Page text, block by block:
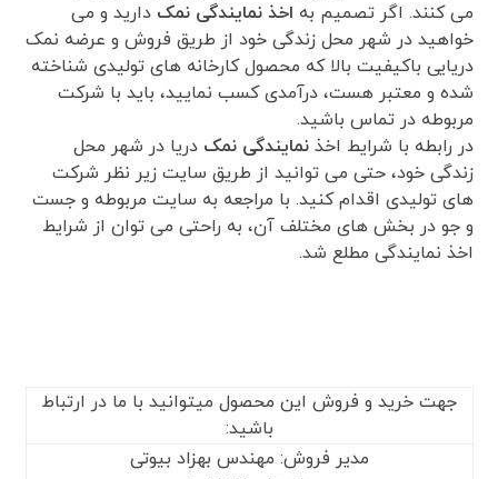
می کنند. اگر تصمیم به اخذ نمایندگی نمک دارید و می
خواهید در شهر محل زندگی خود از طریق فروش و عرضه نمک
دریایی باکیفیت بالا که محصول کارخانه های تولیدی شناخته
شده و معتبر هست، درآمدی کسب نمایید، باید با شرکت
مربوطه در تماس باشید.
در رابطه با شرایط اخذنمایندگی نمک دریا در شهر محل
زندگی خود، حتی می توانید از طریق سایت زیر نظر شرکت
های تولیدی اقدام کنید. با مراجعه به سایت مربوطه و جست
و جو در بخش های مختلف آن، به راحتی می توان از شرایط
اخذ نمایندگی مطلع شد.
جهت خرید و فروش این محصول میتوانید با ما در ارتباط
باشید:
مدیر فروش: مهندس بهزاد بیوتی